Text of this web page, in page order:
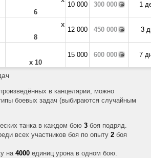
6
10 000 300 000 1
x
8
12 000 450 000 3
x 10
15 000 600 000 7
в канцелярии, можно
боевых задач (выбираются случайным
танка в каждом бою3 боя подряд.
всех участников боя по опыту2 боя
на4000 единиц урона в одном бою.